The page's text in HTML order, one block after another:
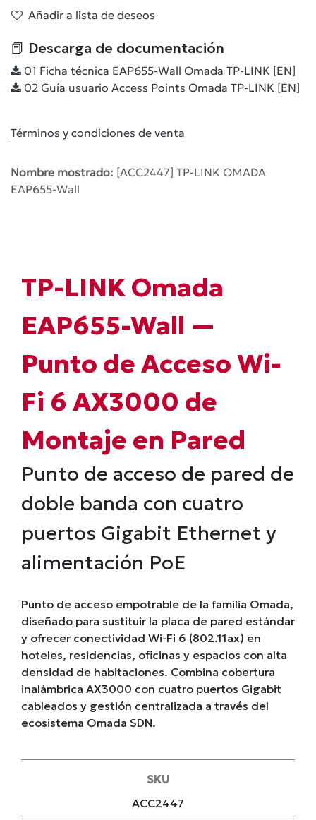
Añadir a lista de deseos
📕 Descarga de documentación
01 Ficha técnica EAP655-Wall Omada TP-LINK [EN]
02 Guía usuario Access Points Omada TP-LINK [EN]
Términos y condiciones de venta
Nombre mostrado: [ACC2447] TP-LINK OMADA
EAP655-Wall
TP-LINK Omada
EAP655-Wall —
Punto de Acceso Wi-
Fi 6 AX3000 de
Montaje en Pared
Punto de acceso de pared de
doble banda con cuatro
puertos Gigabit Ethernet y
alimentación PoE
Punto de acceso empotrable de la familia Omada,
diseñado para sustituir la placa de pared estándar
y ofrecer conectividad Wi-Fi 6 (802.11ax) en
hoteles, residencias, oficinas y espacios con alta
densidad de habitaciones. Combina cobertura
inalámbrica AX3000 con cuatro puertos Gigabit
cableados y gestión centralizada a través del
ecosistema Omada SDN.
SKU
ACC2447